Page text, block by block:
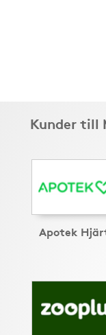
Kunder till
Apotek